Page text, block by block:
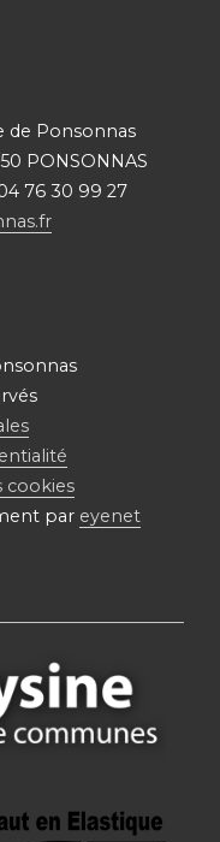
de Ponsonnas
PONSONNAS
76 30 99 27
cookies
par eyenet